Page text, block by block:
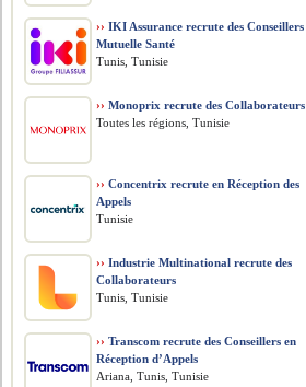
›› IKI Assurance recrute des Conseillers
Mutuelle Santé
Tunis, Tunisie
›› Monoprix recrute des Collaborateurs
Toutes les régions, Tunisie
›› Concentrix recrute en Réception des
Appels
Tunisie
›› Industrie Multinational recrute des
Collaborateurs
Tunis, Tunisie
›› Transcom recrute des Conseillers en
Réception d’Appels
Ariana, Tunis, Tunisie